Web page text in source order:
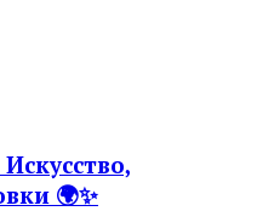
🌍✨